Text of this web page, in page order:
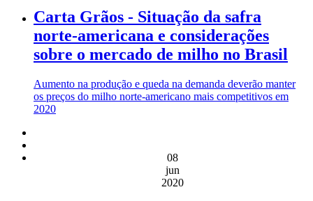
Carta Grãos - Situação da safra
norte-americana e considerações
sobre o mercado de milho no Brasil
Aumento na produção e queda na demanda deverão manter
os preços do milho norte-americano mais competitivos em
2020
08
jun
2020